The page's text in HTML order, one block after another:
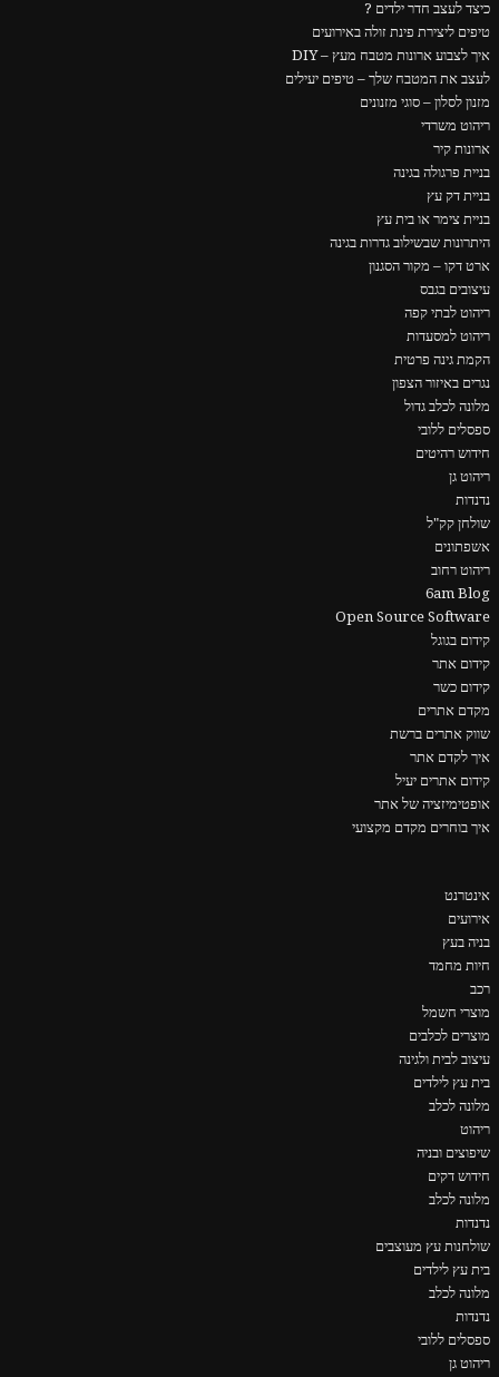
כיצד לעצב חדר ילדים ?
טיפים ליצירת פינת זולה באירועים
איך לצבוע ארונות מטבח מעץ – DIY
לעצב את המטבח שלך – טיפים יעילים
מזנון לסלון – סוגי מזנונים
ריהוט משרדי
ארונות קיר
בניית פרגולה בגינה
בניית דק עץ
בניית צימר או בית עץ
היתרונות שבשילוב גדרות בגינה
ארט דקו – מקור הסגנון
עיצובים בגבס
ריהוט לבתי קפה
ריהוט למסעדות
הקמת גינה פרטית
נגרים באיזור הצפון
מלונה לכלב גדול
ספסלים ללובי
חידוש רהיטים
ריהוט גן
נדנדות
שולחן קק"ל
אשפתונים
ריהוט רחוב
6am Blog
Open Source Software
קידום בגוגל
קידום אתר
קידום כשר
מקדם אתרים
שווק אתרים ברשת
איך לקדם אתר
קידום אתרים יעיל
אופטימיזציה של אתר
איך בוחרים מקדם מקצועי
אינטרנט
אירועים
בניה בעץ
חיות מחמד
רכב
מוצרי חשמל
מוצרים לכלבים
עיצוב לבית ולגינה
בית עץ לילדים
מלונה לכלב
ריהוט
שיפוצים ובניה
חידוש דקים
מלונה לכלב
נדנדות
שולחנות עץ מעוצבים
בית עץ לילדים
מלונה לכלב
נדנדות
ספסלים ללובי
ריהוט גן